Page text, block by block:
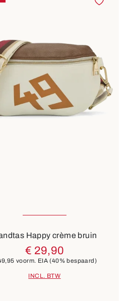
10 Kleuren
Happy crème bruin
€ 29,90
voorm. EIA(40% bespaard)
INCL. BTW